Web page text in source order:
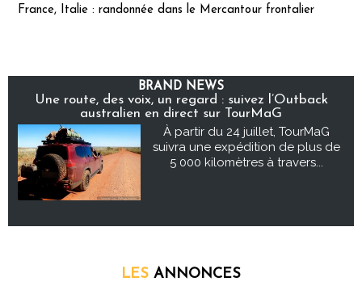
France, Italie : randonnée dans le Mercantour frontalier
BRAND NEWS
Une route, des voix, un regard : suivez l’Outback
australien en direct sur TourMaG
À partir du 24 juillet, TourMaG
suivra une expédition de plus de
5 000 kilomètres à travers...
LES ANNONCES